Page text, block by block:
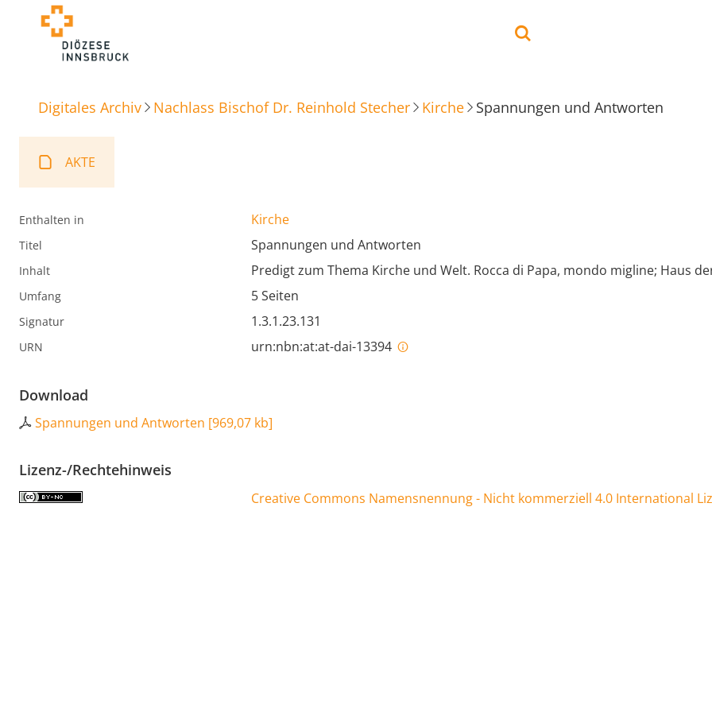
Digitales Archiv Nachlass Bischof Dr. Reinhold Stecher Kirche Spannungen und Antworten
AKTE
Enthalten in Kirche
Titel Spannungen und Antworten
Inhalt Predigt zum Thema Kirche und Welt. Rocca di Papa, mondo migline; Haus
Umfang 5 Seiten
Signatur 1.3.1.23.131
URN urn:nbn:at:at-dai-13394
Download
Spannungen und Antworten [969,07 kb]
Lizenz-/Rechtehinweis
Creative Commons Namensnennung - Nicht kommerziell 4.0 International